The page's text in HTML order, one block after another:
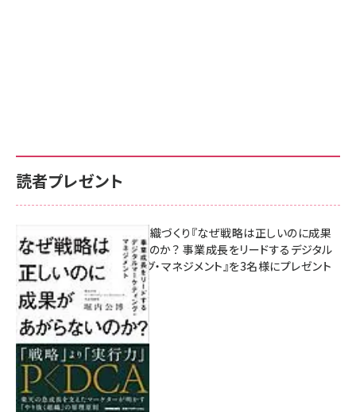
読者プレゼント
成果を生む組織づくり『なぜ戦略は正しいのに成果
があがらないのか？ 事業成長をリードするデジタル
マーケティング・マネジメント』を3名様にプレゼント
8月7日 10:00